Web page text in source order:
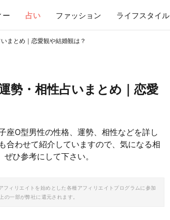
ー 占い ファッション ライフスタイル
まとめ｜恋愛観や結婚観は？
勢・相性占いまとめ｜恋愛
座O型男性の性格、運勢、相性などを詳し
合わせて紹介していますので、気になる相
ひ参考にして下さい。
ィリエイトを始めとした各種アフィリエイトプログラムに参加
の一部が弊社に還元されます。